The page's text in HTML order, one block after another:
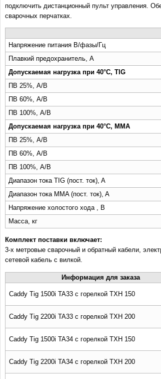
подключить дистанционный пульт управления.
сварочных перчатках.
Напряжение питания В/фазы/Гц
Плавкий предохранитель, A
Допускаемая нагрузка при 40°C, TIG
ПВ 25%, A/В
ПВ 60%, A/В
ПВ 100%, A/В
Допускаемая нагрузка при 40°C, MMA
ПВ 25%, A/В
ПВ 60%, A/В
ПВ 100%, A/В
Диапазон тока TIG (пост. ток), A
Диапазон тока MMA (пост. ток), A
Напряжение холостого хода , В
Масса, кг
Комплект поставки включает:
3-х метровые сварочный и обратный кабели,
сетевой кабель с вилкой.
Информация для заказа
Caddy Tig 1500i TA33 с горелкой TXH 150
Caddy Tig 2200i TA33 с горелкой TXH 200
Caddy Tig 1500i TA34 с горелкой TXH 150
Caddy Tig 2200i TA34 с горелкой TXH 200